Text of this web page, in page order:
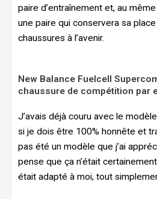
paire d’entraînement et, au
une paire qui conservera sa
chaussures à l’avenir.
New Balance Fuelcell
chaussure de compétition par
J’avais déjà couru avec le
si je dois être 100% honnête et
pas été un modèle que j’ai
pense que ça n’était
était adapté à moi, tout